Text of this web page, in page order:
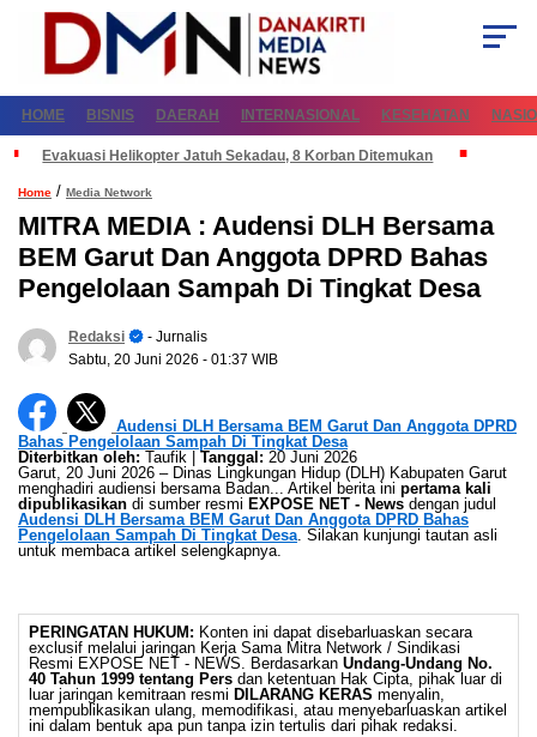
HOME BISNIS DAERAH INTERNASIONAL KESEHATAN
Evakuasi Helikopter Jatuh Sekadau, 8 Korban Ditemukan
Home / Media Network
MITRA MEDIA : Audensi DLH Bersama
BEM Garut Dan Anggota DPRD Bahas
Pengelolaan Sampah Di Tingkat Desa
Redaksi
- Jurnalis
Sabtu, 20 Juni 2026 - 01:37 WIB
Audensi DLH Bersama BEM Garut Dan Anggota DPRD
Bahas Pengelolaan Sampah Di Tingkat Desa
Diterbitkan oleh: Taufik | Tanggal: 20 Juni 2026
Garut, 20 Juni 2026 – Dinas Lingkungan Hidup (DLH) Kabupaten Garut
menghadiri audiensi bersama Badan... Artikel berita ini pertama kali
dipublikasikan di sumber resmi EXPOSE NET - News dengan judul
Audensi DLH Bersama BEM Garut Dan Anggota DPRD Bahas
Pengelolaan Sampah Di Tingkat Desa. Silakan kunjungi tautan asli
untuk membaca artikel selengkapnya.
PERINGATAN HUKUM: Konten ini dapat disebarluaskan secara
exclusif melalui jaringan Kerja Sama Mitra Network / Sindikasi
Resmi EXPOSE NET - NEWS. Berdasarkan Undang-Undang No.
40 Tahun 1999 tentang Pers dan ketentuan Hak Cipta, pihak luar di
luar jaringan kemitraan resmi DILARANG KERAS menyalin,
mempublikasikan ulang, memodifikasi, atau menyebarluaskan artikel
ini dalam bentuk apa pun tanpa izin tertulis dari pihak redaksi.